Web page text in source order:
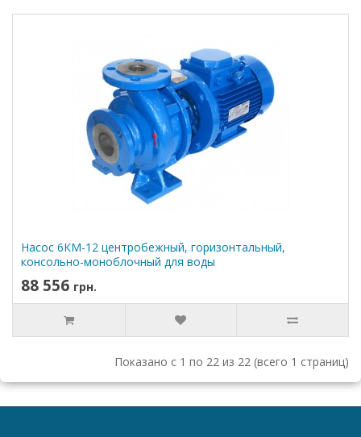
Насос 6КМ-12 центробежный, горизонтальный,
консольно-моноблочный для воды
88 556 грн.
Показано с 1 по 22 из 22 (всего 1 страниц)